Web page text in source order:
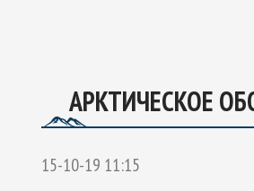
РОССИЙСКОЙ ФЕДЕРАЦИИ И
АРКТИЧЕСКОЕ
15-10-19 11:15